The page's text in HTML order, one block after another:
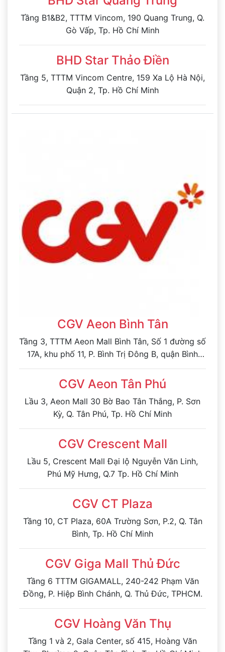
Tầng B1&B2, TTTM Vincom, 190 Quang Trung, Q.
Gò Vấp, Tp. Hồ Chí Minh
BHD Star Thảo Điền
Tầng 5, TTTM Vincom Centre, 159 Xa Lộ Hà Nội,
Quận 2, Tp. Hồ Chí Minh
CGV Aeon Bình Tân
Tầng 3, TTTM Aeon Mall Bình Tân, Số 1 đường số
17A, khu phố 11, P. Bình Trị Đông B, quận Bình
Tân, TP. Hồ Chí Minh
CGV Aeon Tân Phú
Lầu 3, Aeon Mall 30 Bờ Bao Tân Thắng, P. Sơn
Kỳ, Q. Tân Phú, Tp. Hồ Chí Minh
CGV Crescent Mall
Lầu 5, Crescent Mall Đại lộ Nguyễn Văn Linh,
Phú Mỹ Hưng, Q.7 Tp. Hồ Chí Minh
CGV CT Plaza
Tầng 10, CT Plaza, 60A Trường Sơn, P.2, Q. Tân
Bình, Tp. Hồ Chí Minh
CGV Giga Mall Thủ Đức
Tầng 6 TTTM GIGAMALL, 240-242 Phạm Văn
Đồng, P. Hiệp Bình Chánh, Q. Thủ Đức, TPHCM.
CGV Hoàng Văn Thụ
Tầng 1 và 2, Gala Center, số 415, Hoàng Văn